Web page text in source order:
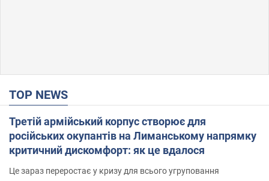
TOP NEWS
Третій армійський корпус створює для
російських окупантів на Лиманському напрямку
критичний дискомфорт: як це вдалося
Це зараз переростає у кризу для всього угруповання